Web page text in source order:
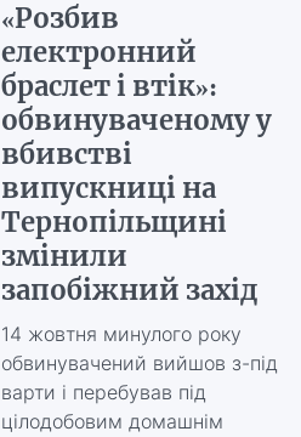
«Розбив
електронний
браслет і втік»:
обвинуваченому у
вбивстві
випускниці на
Тернопільщині
змінили
запобіжний захід
14 жовтня минулого року
обвинувачений вийшов з-під
варти і перебував під
цілодобовим домашнім